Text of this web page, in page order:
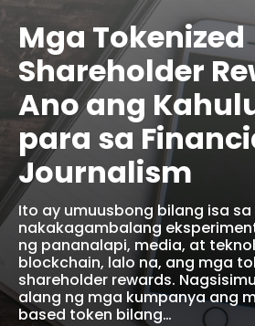
Mga Tokenized
Shareholder
Ano ang
para sa
Journalism
Ito ay umuusbong bilang isa
nakakagambalang
ng pananalapi, media, at
blockchain, lalo na, ang mga
shareholder rewards.
alang ng mga kumpanya ang
based token bilang…